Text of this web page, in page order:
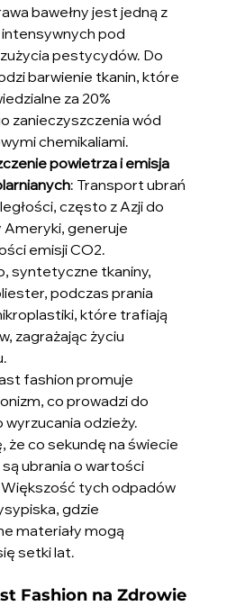
bawełny jest jedną z
pod
pestycydów. Do
barwienie tkanin, które
za 20%
zanieczyszczenia wód
chemikaliami.
powietrza i emisja
: Transport ubrań
często z Azji do
Ameryki, generuje
emisji CO2.
syntetyczne tkaniny,
podczas prania
które trafiają
zagrażając życiu
fashion promuje
co prowadzi do
odzieży.
że co sekundę na świecie
ubrania o wartości
tych odpadów
gdzie
materiały mogą
setki lat.
Fashion na Zdrowie